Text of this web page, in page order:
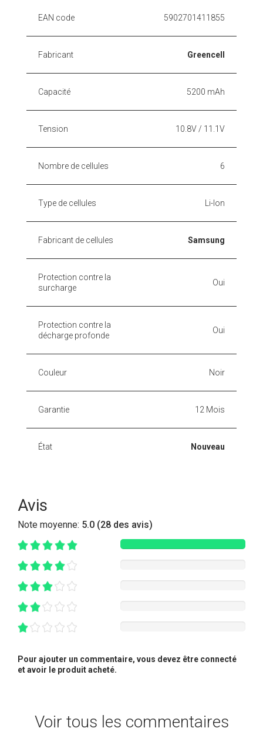
EAN code 5902701411855
Fabricant Greencell
Capacité 5200 mAh
Tension 10.8V / 11.1V
Nombre de cellules 6
Type de cellules Li-Ion
Fabricant de cellules Samsung
Protection contre la
surcharge
Oui
Protection contre la
décharge profonde
Oui
Couleur Noir
Garantie 12 Mois
État Nouveau
Avis
Note moyenne: 5.0 (28 des avis)
Pour ajouter un commentaire, vous devez être connecté
et avoir le produit acheté.
Voir tous les commentaires